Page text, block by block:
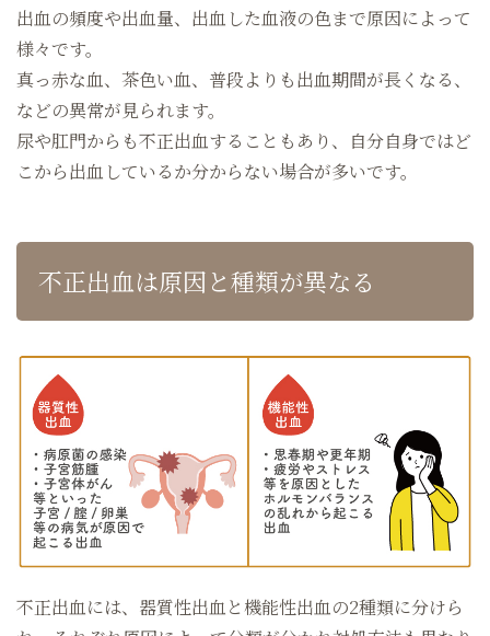
出血の頻度や出血量、出血した血液の色まで原因によって
様々です。
真っ赤な血、茶色い血、普段よりも出血期間が長くなる、
などの異常が見られます。
尿や肛門からも不正出血することもあり、自分自身ではど
こから出血しているか分からない場合が多いです。
不正出血は原因と種類が異なる
不正出血には、器質性出血と機能性出血の2種類に分けら